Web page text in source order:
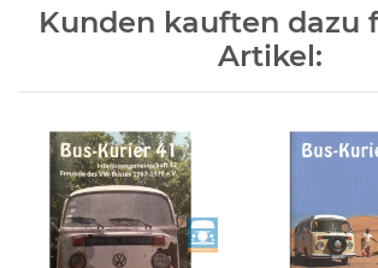
Kunden kauften dazu
Artikel: